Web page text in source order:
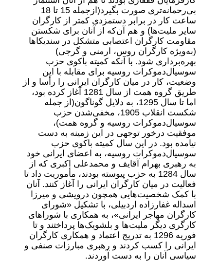
بی‌رحمانه‌تری صورت بگیرد‌(از‌جمله 15 تا 18
ساعت کار در برابر دستمزدی کمتر از کارگران
سایر ملیت‌ها) و هم آن‌که از آنان برای شکستن
مقاومت کارگران اعتصابی متشکل در سندیکاها
(به‌ویژه کارگران روس، ارمنی و گرجی)
بهره‌برداری شود. با آنکه کمیته باکوی حزب
سوسیال‌دموکرات روسیه برای مقابله با این
وضعیت، کار در میان کارگران ایرانی را رأسا و از
طریق گروه همت از سال 1281 آغاز کرده بود،
اما تا سال 1295، به دلایل گوناگون‌(از‌ جمله
شکست انقلاب 1905، مخفی‌شدن حزب
سوسیال‌دموکرات روسیه و گروه همت)،
موفقیت درخور توجهی در این زمینه به دست
نیامده بود. در این سال کمیته باکوی حزب
سوسیال‌دموکرات روسیه، به اعضای ایرانی خود
به رهبری بهرام آقایف و محمد‌علی اکبری که از
سال 1284 به حزب پیوسته بودند، مأموریت داد تا
فعالیت در میان کارگران ایرانی را آغاز کنند. آنان
با کمک شخصیت‌هایی همچون درویشی و میرزا
اسداله غفارزاده اردبیلی، با تشکیل «شورای
کارگران مهاجر ایرانی»، به همکاری با شوراهای
کارگری دیگر ملیت‌ها و بلشویک‌ها پرداختند و تا
فوریه 1296 به‌ تدریج اعتماد و همکاری کارگران
ایرانی را کسب کردند و رهبری مبارزات صنفی و
سیاسی آنان را به دست آوردند.